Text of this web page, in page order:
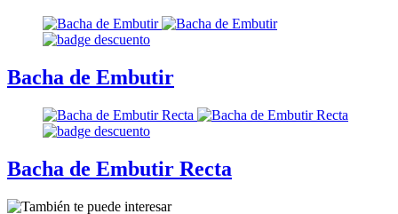
Bacha de Embutir
Bacha de Embutir Recta